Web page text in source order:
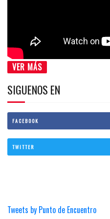
VER MÁS
SIGUENOS EN
FACEBOOK
TWITTER
Tweets by Punto de Encuentro